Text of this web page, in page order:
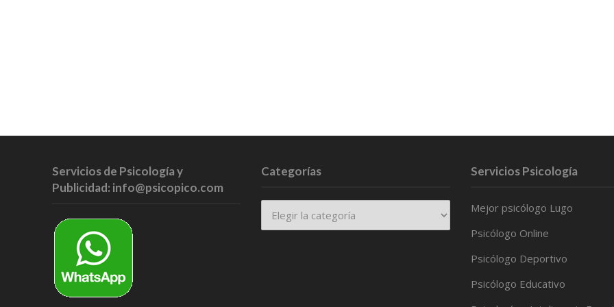
Servicios de Psicología y
Publicidad: info@psicopico.com
Categorías Servicios Psicología
Mejor psicólogo Lugo
Psicólogo Online
Psicólogo Deportivo
Psicólogo Educativo